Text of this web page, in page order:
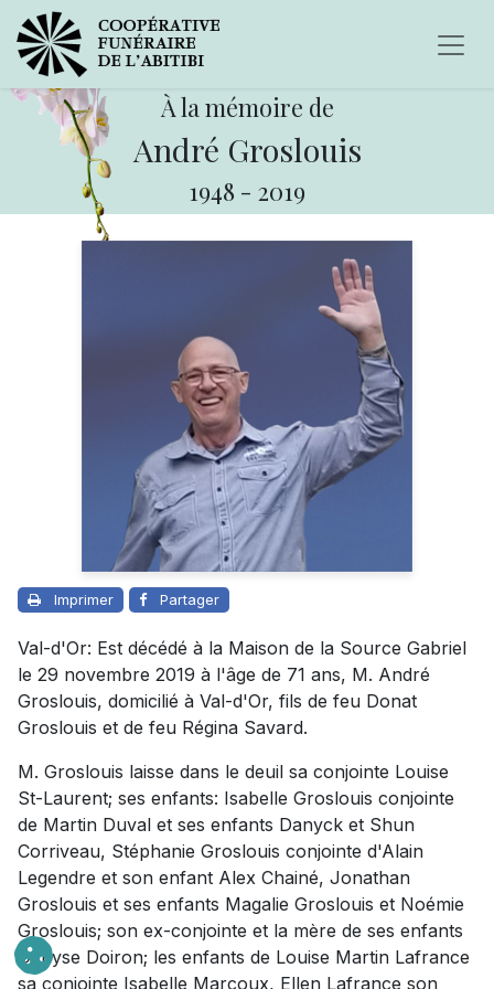
À la mémoire de
André Groslouis
1948 - 2019
Imprimer Partager
Val-d'Or: Est décédé à la Maison de la Source Gabriel
le 29 novembre 2019 à l'âge de 71 ans, M. André
Groslouis, domicilié à Val-d'Or, fils de feu Donat
Groslouis et de feu Régina Savard.
M. Groslouis laisse dans le deuil sa conjointe Louise
St-Laurent; ses enfants: Isabelle Groslouis conjointe
de Martin Duval et ses enfants Danyck et Shun
Corriveau, Stéphanie Groslouis conjointe d'Alain
Legendre et son enfant Alex Chainé, Jonathan
Groslouis et ses enfants Magalie Groslouis et Noémie
Groslouis; son ex-conjointe et la mère de ses enfants
Denyse Doiron; les enfants de Louise Martin Lafrance
sa conjointe Isabelle Marcoux, Ellen Lafrance son